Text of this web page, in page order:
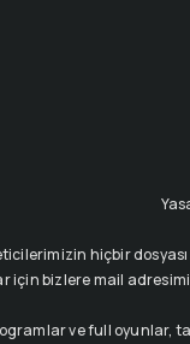
hiçbir
için bizlere mail
ve full oyunlar,